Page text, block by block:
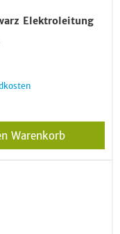
Elektroleitung
Warenkorb